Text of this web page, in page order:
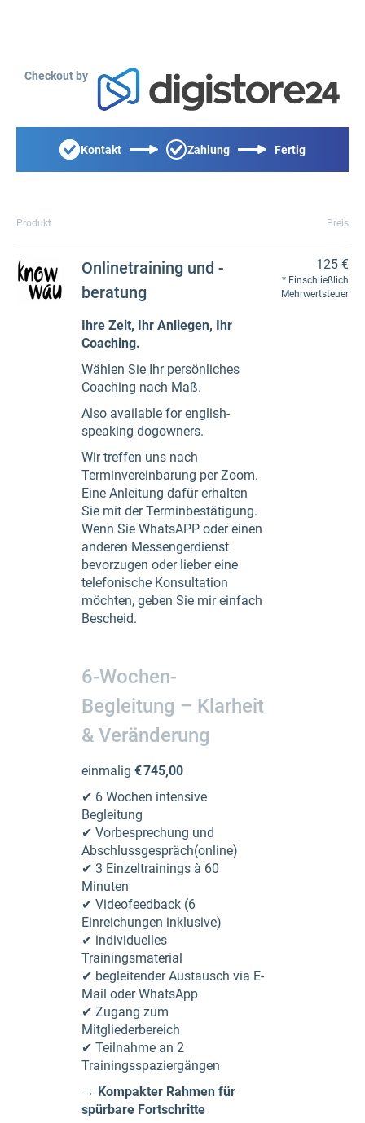
Checkout by
Kontakt Zahlung Fertig
Produkt Preis
Onlinetraining und -
beratung
Ihre Zeit, Ihr Anliegen, Ihr
Coaching.
Wählen Sie Ihr persönliches
Coaching nach Maß.
Also available for english-
speaking dogowners.
Wir treffen uns nach
Terminvereinbarung per Zoom.
Eine Anleitung dafür erhalten
Sie mit der Terminbestätigung.
Wenn Sie WhatsAPP oder einen
anderen Messengerdienst
bevorzugen oder lieber eine
telefonische Konsultation
möchten, geben Sie mir einfach
Bescheid.
6-Wochen-
Begleitung – Klarheit
& Veränderung
einmalig € 745,00
✔ 6 Wochen intensive
Begleitung
✔ Vorbesprechung und
Abschlussgespräch(online)
✔ 3 Einzeltrainings à 60
Minuten
✔ Videofeedback (6
Einreichungen inklusive)
✔ individuelles
Trainingsmaterial
✔ begleitender Austausch via E-
Mail oder WhatsApp
✔ Zugang zum
Mitgliederbereich
✔ Teilnahme an 2
Trainingsspaziergängen
→ Kompakter Rahmen für
spürbare Fortschritte
125 €
Einschließlich
Mehrwertsteuer